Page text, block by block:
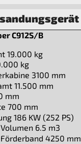
C912S/B
19.000 kg
kg
3100 mm
11.500 mm
mm
700 mm
186 KW (252 PS)
6.5 m3
4250 mm